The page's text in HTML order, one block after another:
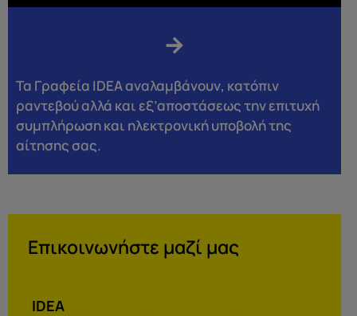
Τα Γραφεία IDEA αναλαμβάνουν, κατόπιν
ραντεβού αλλά και εξ’αποστάσεως την επιτυχή
συμπλήρωση και ηλεκτρονική υποβολή της
αίτησης σας.
Επικοινωνήστε μαζί μας
IDEA